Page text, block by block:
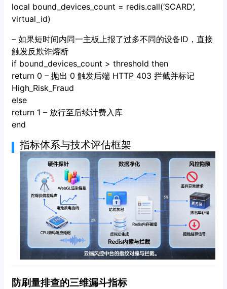
local bound_devices_count = redis.call(‘SCARD’,
virtual_id)
– 如果短时间内同一主板上报了过多不同的设备ID，直接
触发反欺诈熔断
if bound_devices_count > threshold then
return 0 – 抛出 0 触发后端 HTTP 403 拦截并标记
High_Risk_Fraud
else
return 1 – 放行至后续计费入库
end
指标体系与技术评估框架
防刷量排查的三维漏斗指标